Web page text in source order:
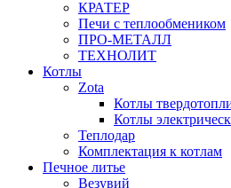
КРАТЕР
Печи с теплообмеником
ПРО-МЕТАЛЛ
ТЕХНОЛИТ
Котлы
Zota
Котлы
Котлы
Теплодар
Комплектация к котлам
Печное литье
Везувий